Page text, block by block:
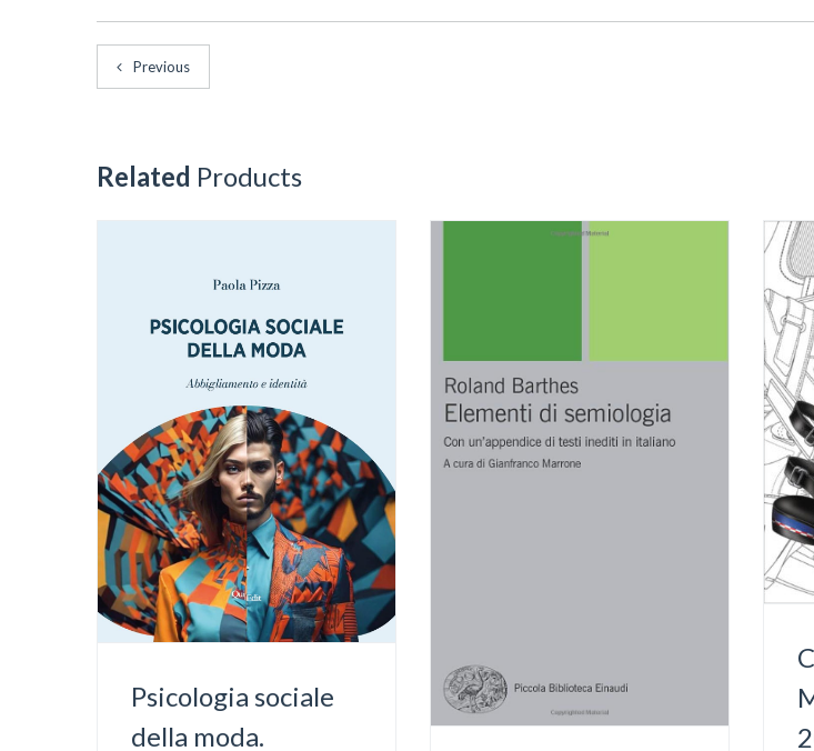
Previous
Related Products
Psicologia sociale
della moda.